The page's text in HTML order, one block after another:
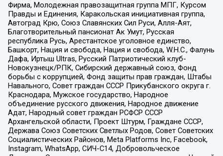
Фирма, Молодежная правозащитная группа МПГ, Курсом
Правды и Единения, Каракольская инициативная группа,
Автоград Крю, Союз Славянских Сил Руси, Алля-Аят,
Благотворительный пансионат Ак Умут, Русская
республика Русь, Арестантское уголовное единство,
Башкорт, Нация и свобода, Нация и свобода, W.H.С., Фалунь
Дафа, Иртыш Ultras, Русский Патриотический клуб-
Новокузнецк/РПК, Сибирский державный союз, Фонд
борьбы с коррупцией, Фонд защиты прав граждан, Штабы
Навального, Совет граждан СССР Прикубанского округа г.
Краснодара, Мужское государство, Народное
объединение русского движения, Народное движение
Адат, Народный совет граждан РСФСР СССР
Архангельской области, Проект Штурм, Граждане СССР,
Держава Союз Советских Светлых Родов, Совет Советских
Социалистических Районов, Meta Platforms Inc, Facebook,
Instagram, WhatsApp, СИЧ-С14, Добровольческое